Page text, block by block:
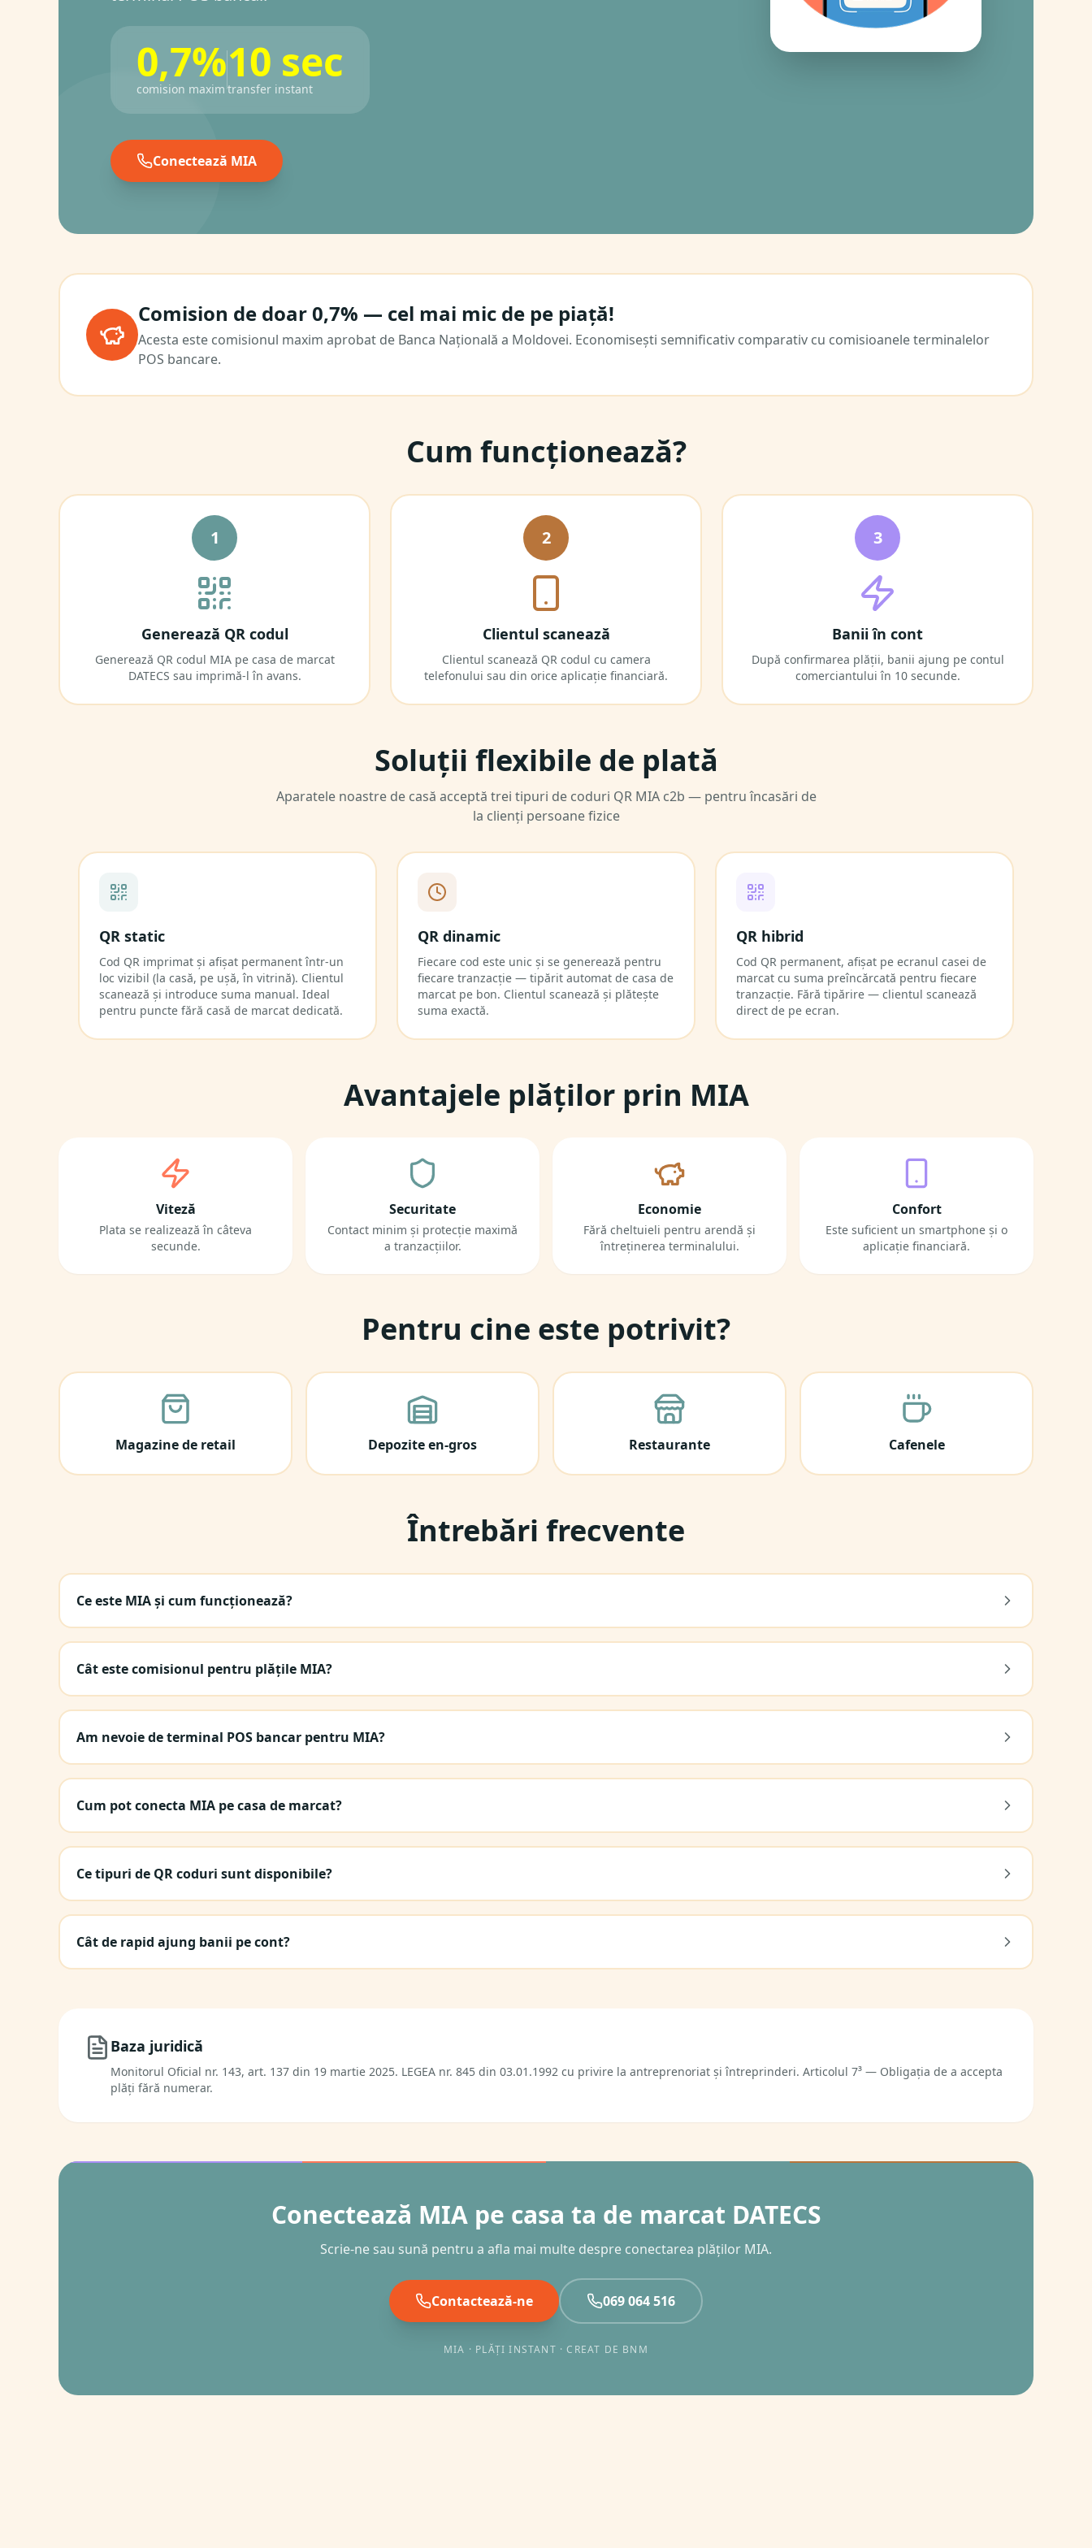
0,7%
comision maxim
10 sec
transfer instant
Conectează MIA
Comision de doar 0,7% — cel mai mic de pe piață!
Acesta este comisionul maxim aprobat de Banca Națională a Moldovei. Economisești semnificativ comparativ cu comisioanele terminalelor
POS bancare.
Cum funcționează?
1
Generează QR codul
Generează QR codul MIA pe casa de marcat
DATECS sau imprimă-l în avans.
2
Clientul scanează
Clientul scanează QR codul cu camera
telefonului sau din orice aplicație financiară.
3
Banii în cont
După confirmarea plății, banii ajung pe contul
comerciantului în 10 secunde.
Soluții flexibile de plată
Aparatele noastre de casă acceptă trei tipuri de coduri QR MIA c2b — pentru încasări de
la clienți persoane fizice
QR static
Cod QR imprimat și afișat permanent într-un
loc vizibil (la casă, pe ușă, în vitrină). Clientul
scanează și introduce suma manual. Ideal
pentru puncte fără casă de marcat dedicată.
QR dinamic
Fiecare cod este unic și se generează pentru
fiecare tranzacție — tipărit automat de casa de
marcat pe bon. Clientul scanează și plătește
suma exactă.
QR hibrid
Cod QR permanent, afișat pe ecranul casei de
marcat cu suma preîncărcată pentru fiecare
tranzacție. Fără tipărire — clientul scanează
direct de pe ecran.
Avantajele plăților prin MIA
Viteză
Plata se realizează în câteva
secunde.
Securitate
Contact minim și protecție maximă
a tranzacțiilor.
Economie
Fără cheltuieli pentru arendă și
întreținerea terminalului.
Confort
Este suficient un smartphone și o
aplicație financiară.
Pentru cine este potrivit?
Magazine de retail Depozite en-gros Restaurante Cafenele
Întrebări frecvente
Ce este MIA și cum funcționează?
Cât este comisionul pentru plățile MIA?
Am nevoie de terminal POS bancar pentru MIA?
Cum pot conecta MIA pe casa de marcat?
Ce tipuri de QR coduri sunt disponibile?
Cât de rapid ajung banii pe cont?
Baza juridică
Monitorul Oficial nr. 143, art. 137 din 19 martie 2025. LEGEA nr. 845 din 03.01.1992 cu privire la antreprenoriat și întreprinderi. Articolul 7³ — Obligația de a accepta
plăți fără numerar.
Conectează MIA pe casa ta de marcat DATECS
Scrie-ne sau sună pentru a afla mai multe despre conectarea plăților MIA.
Contactează-ne 069 064 516
MIA · PLĂȚI INSTANT · CREAT DE BNM